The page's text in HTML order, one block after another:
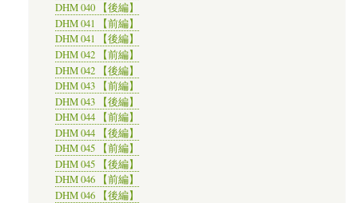
DHM 040 【後編】
DHM 041 【前編】
DHM 041 【後編】
DHM 042 【前編】
DHM 042 【後編】
DHM 043 【前編】
DHM 043 【後編】
DHM 044 【前編】
DHM 044 【後編】
DHM 045 【前編】
DHM 045 【後編】
DHM 046 【前編】
DHM 046 【後編】